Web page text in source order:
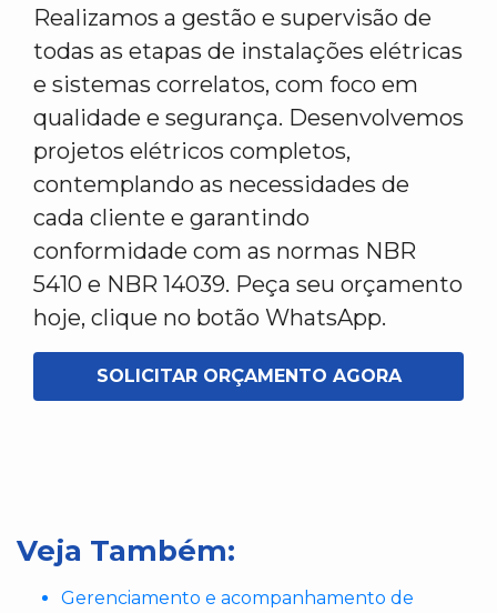
Realizamos a gestão e supervisão de
todas as etapas de instalações elétricas
e sistemas correlatos, com foco em
qualidade e segurança. Desenvolvemos
projetos elétricos completos,
contemplando as necessidades de
cada cliente e garantindo
conformidade com as normas NBR
5410 e NBR 14039. Peça seu orçamento
hoje, clique no botão WhatsApp.
SOLICITAR ORÇAMENTO AGORA
Veja Também:
Gerenciamento e acompanhamento de